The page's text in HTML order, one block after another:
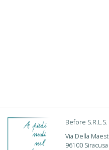
Before S.r.l.s.
Via Della
96100 Siracusa